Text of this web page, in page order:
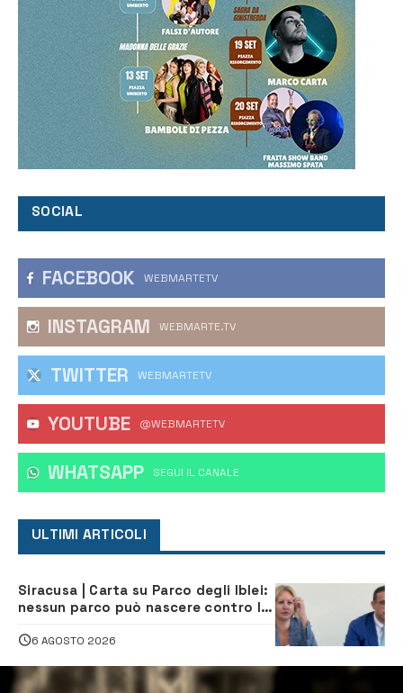
SOCIAL
FACEBOOK WEBMARTETV
INSTAGRAM WEBMARTE.TV
TWITTER WEBMARTETV
YOUTUBE @WEBMARTETV
WHATSAPP ‎SEGUI IL CANALE
ULTIMI ARTICOLI
Siracusa | Carta su Parco degli Iblei:
nessun parco può nascere contro le
6 AGOSTO 2026